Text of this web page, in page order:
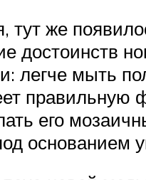
тут же
достоинств
легче мыть
правильную
его
основанием